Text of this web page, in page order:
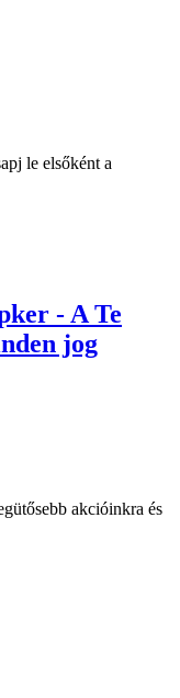
le elsőként a
- A Te
jog
akcióinkra és